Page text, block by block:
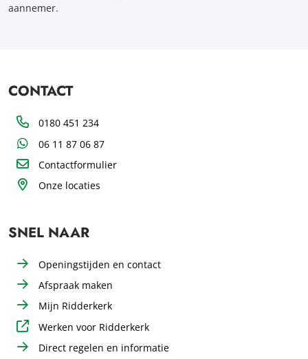
aannemer.
CONTACT
Telefoon0180 451 234
WhatsApp06 11 87 06 87
Contactformulier
Onze locaties
SNEL NAAR
Openingstijden en contact
Afspraak maken
Mijn Ridderkerk
Werken voor Ridderkerk
Direct regelen en informatie